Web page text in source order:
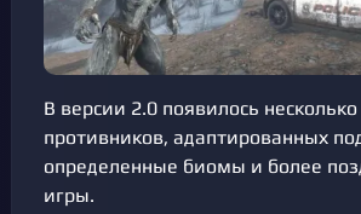
В версии 2.0 появилось
противников, адаптированных
определенные биомы и более
игры.